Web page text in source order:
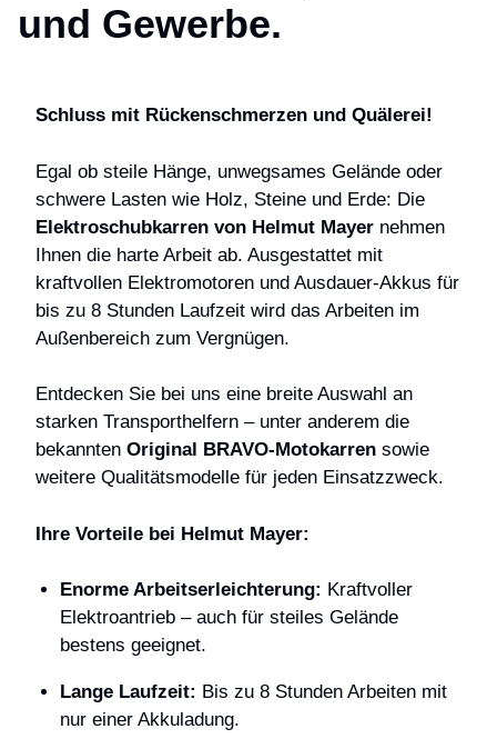
und Gewerbe.
Schluss mit Rückenschmerzen und Quälerei!
Egal ob steile Hänge, unwegsames Gelände oder
schwere Lasten wie Holz, Steine und Erde: Die
Elektroschubkarren von Helmut Mayer nehmen
Ihnen die harte Arbeit ab. Ausgestattet mit
kraftvollen Elektromotoren und Ausdauer-Akkus für
bis zu 8 Stunden Laufzeit wird das Arbeiten im
Außenbereich zum Vergnügen.
Entdecken Sie bei uns eine breite Auswahl an
starken Transporthelfern – unter anderem die
bekannten Original BRAVO-Motokarren sowie
weitere Qualitätsmodelle für jeden Einsatzzweck.
Ihre Vorteile bei Helmut Mayer:
Enorme Arbeitserleichterung: Kraftvoller
Elektroantrieb – auch für steiles Gelände
bestens geeignet.
Lange Laufzeit: Bis zu 8 Stunden Arbeiten mit
nur einer Akkuladung.